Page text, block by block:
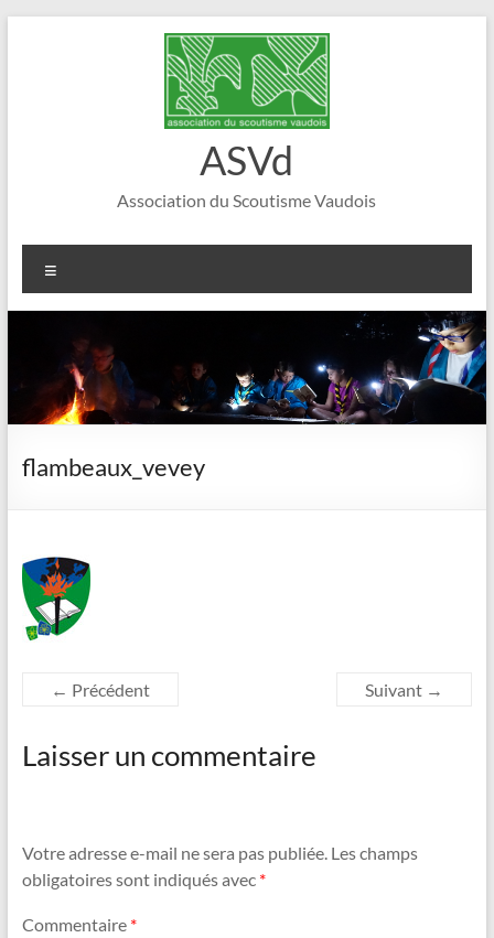
ASVd
Association du Scoutisme Vaudois
flambeaux_vevey
← Précédent Suivant →
Laisser un commentaire
Votre adresse e-mail ne sera pas publiée. Les champs
obligatoires sont indiqués avec *
Commentaire *